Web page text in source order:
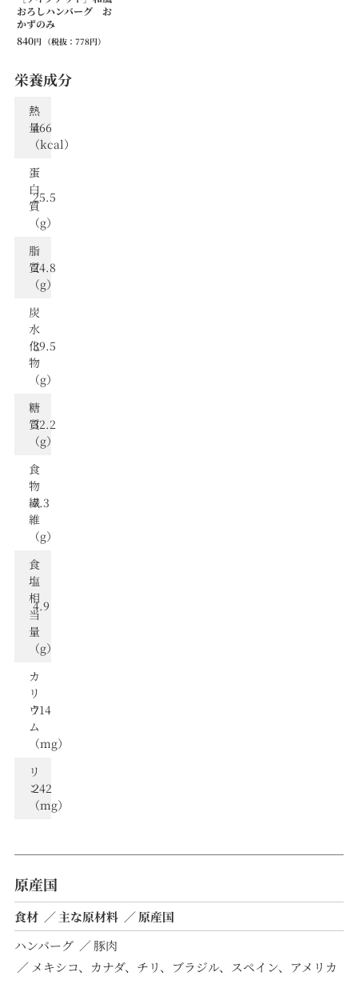
おろしハンバーグ お
かずのみ
840円 （税抜：778円）
栄養成分
熱
量
（kcal）
466
蛋
⽩
質
（g）
25.5
脂
質
（g）
24.8
炭
⽔
化
物
（g）
39.5
糖
質
（g）
32.2
食
物
繊
維
（g）
7.3
⾷
塩
相
当
量
（g）
4.9
カ
リ
ウ
ム
（mg）
714
リ
ン
（mg）
242
原産国
食材 主な原材料
原産国
ハンバーグ
豚肉
メキシコ、カナダ、チリ、ブラジル、スペイン、アメリカ